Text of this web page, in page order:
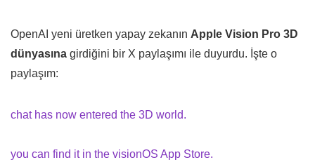
OpenAI yeni üretken yapay zekanın Apple Vision Pro 3D
dünyasına girdiğini bir X paylaşımı ile duyurdu. İşte o
paylaşım:
chat has now entered the 3D world.
you can find it in the visionOS App Store.